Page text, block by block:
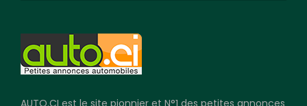
AUTO.CI est le site pionnier et N°1 des petites annonces